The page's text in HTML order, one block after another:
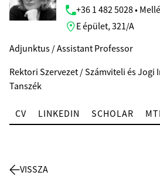
+36 1 482 5028 •
E épület, 321/A
Adjunktus / Assistant Professor
Rektori Szervezet / Számviteli és Jogi
Tanszék
CV LINKEDIN SCHOLAR
VISSZA